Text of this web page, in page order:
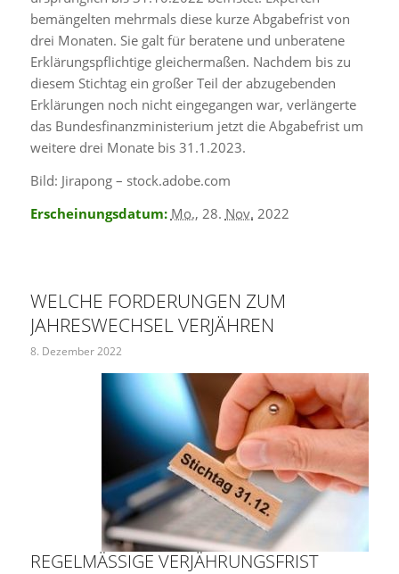
bemängelten mehrmals diese kurze Abgabefrist von
drei Monaten. Sie galt für beratene und unberatene
Erklärungspflichtige gleichermaßen. Nachdem bis zu
diesem Stichtag ein großer Teil der abzugebenden
Erklärungen noch nicht eingegangen war, verlängerte
das Bundesfinanzministerium jetzt die Abgabefrist um
weitere drei Monate bis 31.1.2023.
Bild: Jirapong – stock.adobe.com
Erscheinungsdatum: Mo., 28. Nov. 2022
WELCHE FORDERUNGEN ZUM
JAHRESWECHSEL VERJÄHREN
8. Dezember 2022
REGELMÄSSIGE VERJÄHRUNGSFRIST